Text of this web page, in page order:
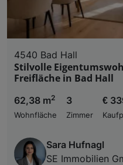
4540 Bad Hall
Stilvolle
Freifläche in Bad Hall
62,38 m2
Wohnfläche
3
Zimmer
€
Sara Hufnagl
SE Immobilien